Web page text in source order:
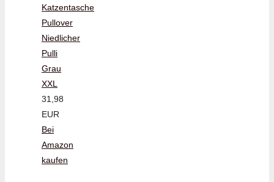
Katzentasche
Pullover
Niedlicher
Pulli
Grau
XXL
31,98
EUR
Bei
Amazon
kaufen